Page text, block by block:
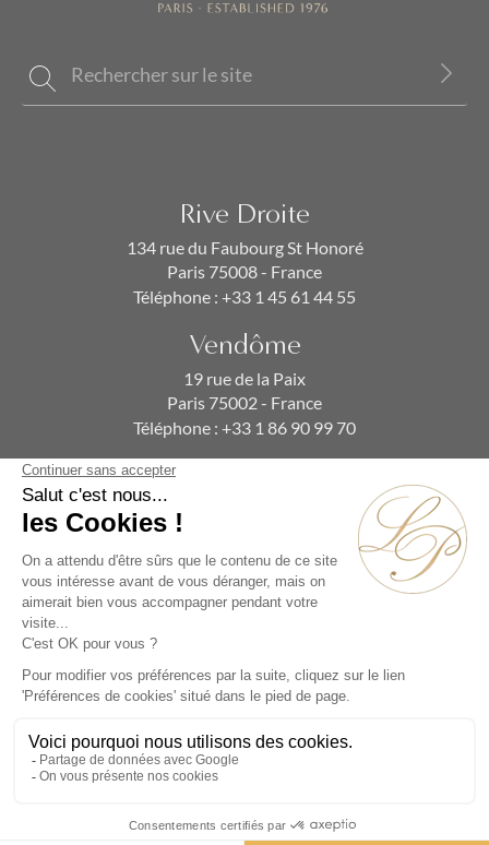
Rive Droite
134 rue du Faubourg St Honoré
Paris 75008 - France
Téléphone : +33 1 45 61 44 55
Vendôme
19 rue de la Paix
Paris 75002 - France
Téléphone : +33 1 86 90 99 70
ABONNEZ-VOUS À NOTRE NEWSLETTER
Alternative:
Collections Artistes Époques Thématiques
Évènements
Nos Actualités
Politique de confidentialité